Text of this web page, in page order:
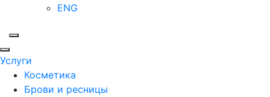
ENG
Услуги
Косметика
Брови и ресницы